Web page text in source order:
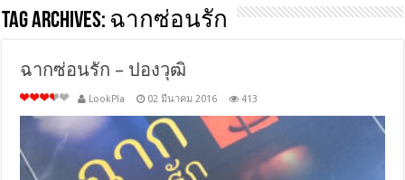
Tag Archives: ฉากซ่อนรัก
ฉากซ่อนรัก – ปองวุฒิ
LookPla 02 มีนาคม 2016 413